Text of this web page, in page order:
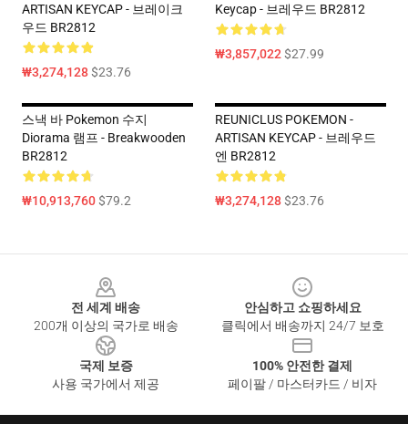
ARTISAN KEYCAP - 브레이크
우드 BR2812
₩3,274,128$23.76
Keycap - 브레우드 BR2812
₩3,857,022$27.99
스낵 바 Pokemon 수지
Diorama 램프 - Breakwooden
BR2812
₩10,913,760$79.2
REUNICLUS POKEMON -
ARTISAN KEYCAP - 브레우드
엔 BR2812
₩3,274,128$23.76
전 세계 배송
200개 이상의 국가로 배송
안심하고 쇼핑하세요
클릭에서 배송까지 24/7 보호
국제 보증
사용 국가에서 제공
100% 안전한 결제
페이팔 / 마스터카드 / 비자